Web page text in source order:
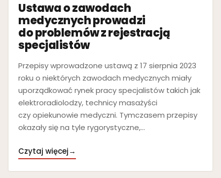
Ustawa o zawodach
medycznych prowadzi
do problemów z rejestracją
specjalistów
Przepisy wprowadzone ustawą z 17 sierpnia 2023
roku o niektórych zawodach medycznych miały
uporządkować rynek pracy specjalistów takich jak
elektroradiolodzy, technicy masażyści
czy opiekunowie medyczni. Tymczasem przepisy
okazały się na tyle rygorystyczne,…
Czytaj więcej→